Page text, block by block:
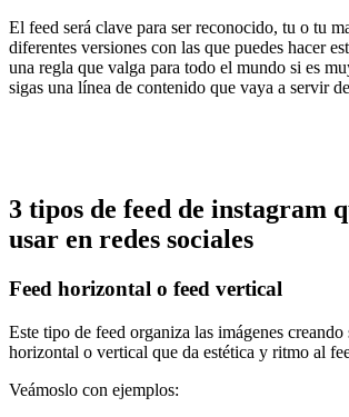
El feed será clave para ser reconocido, tu o tu
diferentes versiones con las que puedes hacer
una regla que valga para todo el mundo si es
sigas una línea de contenido que vaya a servir
3 tipos de feed de instagram
usar en redes sociales
Feed horizontal o feed vertical
Este tipo de feed organiza las imágenes creando
horizontal o vertical que da estética y ritmo al
Veámoslo con ejemplos: